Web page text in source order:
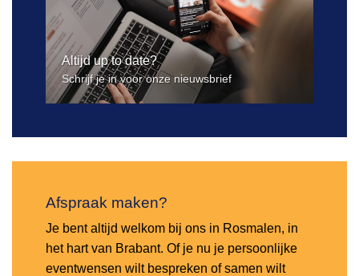
Altijd up to date?
Schrijf je in voor onze nieuwsbrief
Afspraak maken?
Je bent altijd welkom bij ons in Rosmalen, in
het hart van Brabant. Of je nu je persoonlijke
eventwensen wilt bespreken of samen wilt